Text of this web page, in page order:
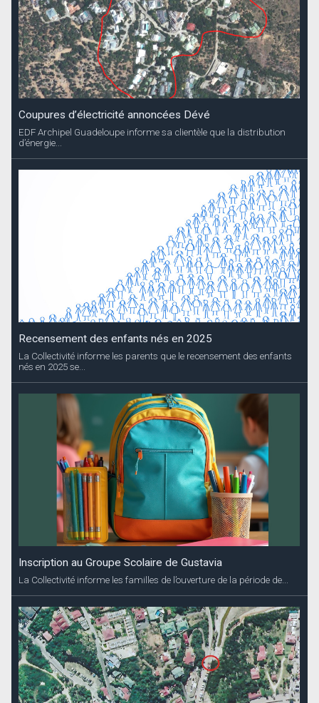
Coupures d’électricité annoncées Dévé
EDF Archipel Guadeloupe informe sa clientèle que la distribution
d’énergie...
Recensement des enfants nés en 2025
La Collectivité informe les parents que le recensement des enfants
nés en 2025 se...
Inscription au Groupe Scolaire de Gustavia
La Collectivité informe les familles de l’ouverture de la période de...